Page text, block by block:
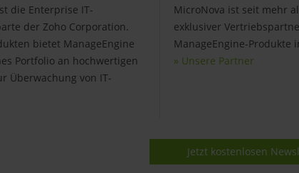
die Enterprise IT-
der Zoho Corporation.
bietet ManageEngine
Portfolio an hochwertigen
Überwachung von IT-
MicroNova ist seit mehr
exklusiver
ManageEngine-Produkte
» Unsere Partner
Jetzt kostenlosen